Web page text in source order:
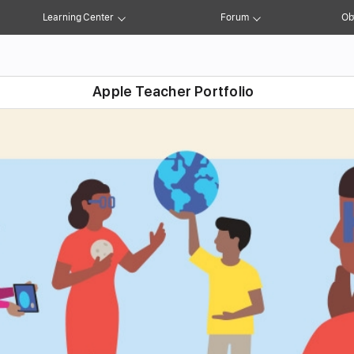
Learning Center Forum
Apple Teacher Portfolio